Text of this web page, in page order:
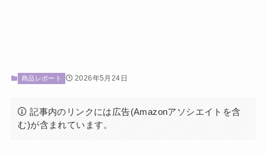
商品レポート 2026年5月24日
記事内のリンクには広告(Amazonアソシエイトを含
む)が含まれています。